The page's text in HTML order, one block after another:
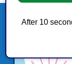
After 10